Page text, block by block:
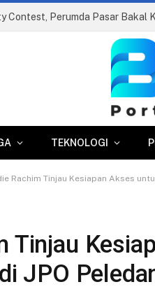
TEKNOLOGI
Rachim Tinjau Kesiapan Akses
Tinjau
JPO